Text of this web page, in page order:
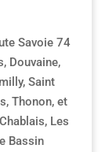
Savoie 74
Douvaine,
Saint
Thonon, et
Les
Bassin